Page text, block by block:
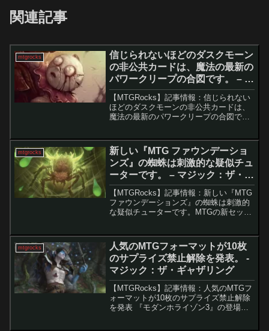
関連記事
mtgrocks
信じられないほどのダスクモーン
の非公共カードは、魔法の最新の
パワークリープの合図です。 – マ
ジック：ザ・ギャザリング
【MTGRocks】記事情報：信じられない
ほどのダスクモーンの非公共カードは、
魔法の最新のパワークリープの合図で
てプレインズウォーカーの頂点として考
えられ、モダン時代で...
mtgrocks
新しい『MTG ファウンデーショ
ンズ』の蜘蛛は刺激的な疑似チュ
ーターです。 – マジック：ザ・ギ
ャザリング
【MTGRocks】記事情報：新しい『MTG
ファウンデーションズ』の蜘蛛は刺激的
な疑似チューターです。MTGの新セット
が、その陰で見逃されがちな優れたカー
ドも存在しま...
mtgrocks
人気のMTGフォーマットが10枚
のサプライズ禁止解除を発表。 -
マジック：ザ・ギャザリング
【MTGRocks】記事情報：人気のMTGフ
ォーマットが10枚のサプライズ禁止解除
を発表 『モダンホライゾン3』の登場以